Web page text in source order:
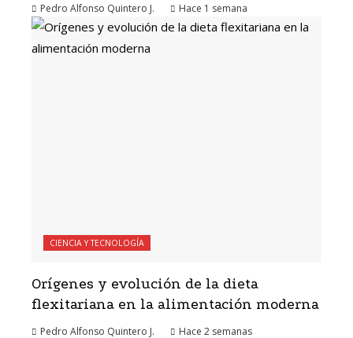
Pedro Alfonso Quintero J. Hace 1 semana
CIENCIA Y TECNOLOGÍA
Orígenes y evolución de la dieta
flexitariana en la alimentación moderna
Pedro Alfonso Quintero J. Hace 2 semanas